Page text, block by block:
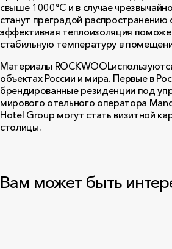
свыше 1000°С и в случае
станут преградой распространению
эффективная теплоизоляция
стабильную температуру в
Материалы ROCKWOOL
объектах России и мира. Первые в
брендированные резиденции под
мирового отельного оператора
Hotel Group могут стать визитной
столицы.
Вам может быть